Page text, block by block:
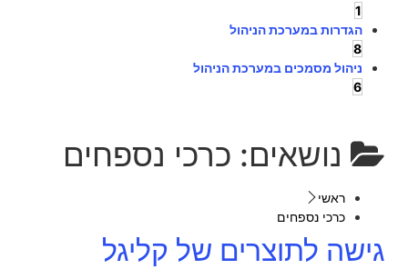
1
הגדרות במערכת הניהול
8
ניהול מסמכים במערכת הניהול
6
נושאים: כרכי נספחים
ראשי
כרכי נספחים
גישה לתוצרים של קליגל